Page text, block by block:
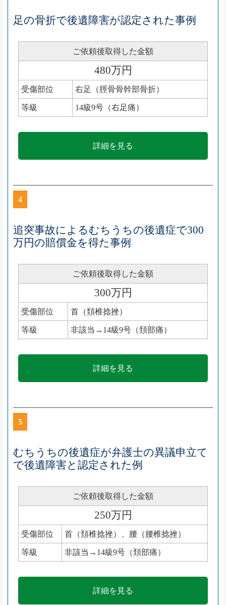
足の骨折で後遺障害が認定された事例
ご依頼後取得した金額
480万円
受傷部位 右足（脛骨骨幹部骨折）
等級 14級9号（右足痛）
詳細を見る
4
追突事故によるむちうちの後遺症で300
万円の賠償金を得た事例
ご依頼後取得した金額
300万円
受傷部位 首（頚椎捻挫）
等級 非該当→14級9号（頚部痛）
詳細を見る
5
むちうちの後遺症が弁護士の異議申立て
で後遺障害と認定された例
ご依頼後取得した金額
250万円
受傷部位 首（頚椎捻挫）、腰（腰椎捻挫）
等級 非該当→14級9号（頚部痛）
詳細を見る